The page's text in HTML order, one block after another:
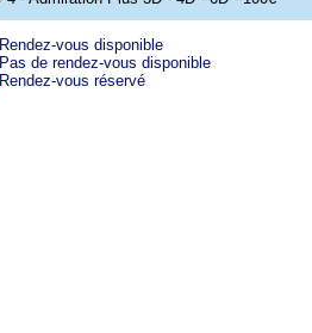
Rendez-vous disponible
Pas de rendez-vous disponible
Rendez-vous réservé